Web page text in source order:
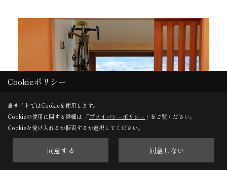
Cookieポリシー
当サイトではCookieを使用します。
Cookieの使用に関する詳細は 「プライバシーポリシー 」をご覧ください。
Cookieを受け入れるか拒否するか選択してください。
同意する 同意しない